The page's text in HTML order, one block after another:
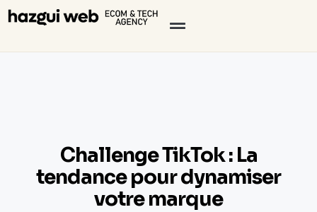
Challenge TikTok : La
tendance pour dynamiser
votre marque